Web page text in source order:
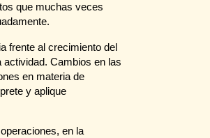
que muchas veces
frente al crecimiento del
Cambios en las
en materia de
y aplique
en la